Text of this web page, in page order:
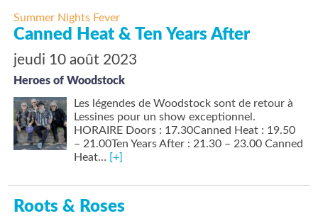
Summer Nights Fever
Canned Heat & Ten Years After
jeudi 10 août 2023
Heroes of Woodstock
Les légendes de Woodstock sont de retour à
Lessines pour un show exceptionnel.
HORAIRE Doors : 17.30Canned Heat : 19.50
– 21.00Ten Years After : 21.30 – 23.00 Canned
Heat… [+]
Roots & Roses